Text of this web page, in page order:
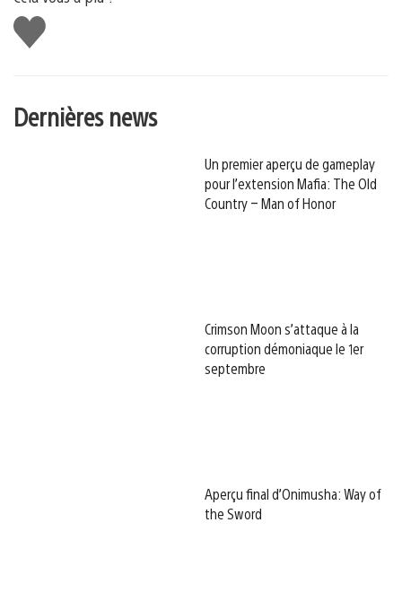
J'aime
Dernières news
Un premier aperçu de gameplay
pour l’extension Mafia: The Old
Country – Man of Honor
Crimson Moon s’attaque à la
corruption démoniaque le 1er
septembre
Aperçu final d’Onimusha: Way of
the Sword